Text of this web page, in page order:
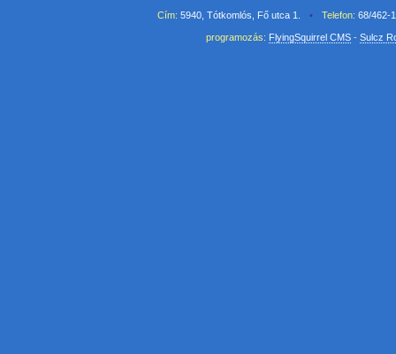
Cím: 5940, Tótkomlós, Fő utca 1. • Telefon: 68/462-
programozás: FlyingSquirrel CMS- Sulcz